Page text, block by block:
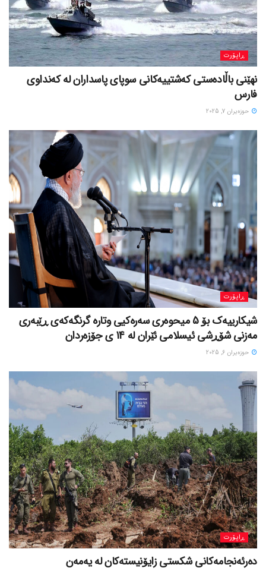
ڕاپۆرت
نهێنی باڵادەستی کەشتییەکانی سوپای پاسداران لە کەنداوی
فارس
حوزه‌یران 7, 2025
ڕاپۆرت
شیکارییەک بۆ 5 میحوەری سەرەکیی وتارە گرنگەکەی ڕێبەری
مەزنی شۆڕشی ئیسلامی ئێران لە 14 ی جۆزەردان
حوزه‌یران 6, 2025
ڕاپۆرت
دەرئەنجامەکانی شکستی زایۆنیستەکان لە یەمەن